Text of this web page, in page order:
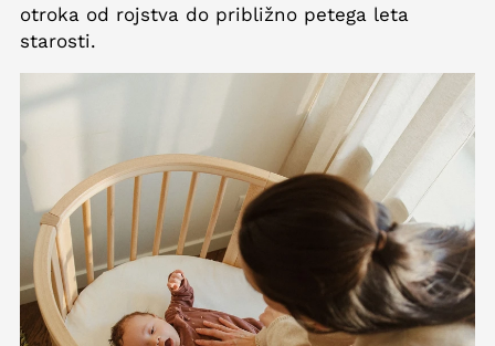
otroka od rojstva do približno petega leta
starosti.